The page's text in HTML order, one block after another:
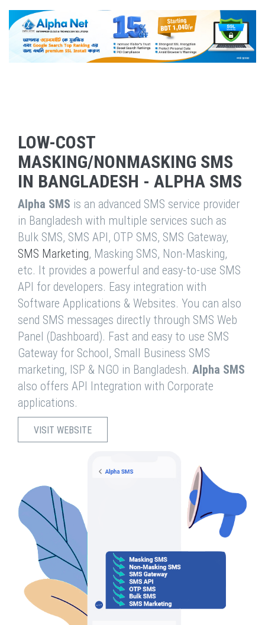
LOW-COST
MASKING/NONMASKING SMS
IN BANGLADESH - ALPHA SMS
Alpha SMS is an advanced SMS service provider
in Bangladesh with multiple services such as
Bulk SMS, SMS API, OTP SMS, SMS Gateway,
SMS Marketing, Masking SMS, Non-Masking,
etc. It provides a powerful and easy-to-use SMS
API for developers. Easy integration with
Software Applications & Websites. You can also
send SMS messages directly through SMS Web
Panel (Dashboard). Fast and easy to use SMS
Gateway for School, Small Business SMS
marketing, ISP & NGO in Bangladesh. Alpha SMS
also offers API Integration with Corporate
applications.
VISIT WEBSITE